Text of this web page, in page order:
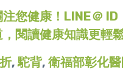
注您健康！LINE＠
閱讀健康知識更輕
,駝背, 衛福部彰化